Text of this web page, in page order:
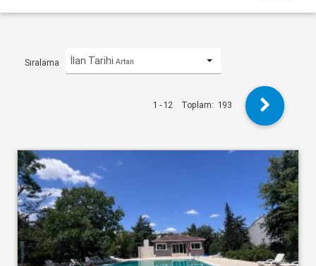
Sıralama İlan Tarihi Artan
1 - 12 Toplam: 193